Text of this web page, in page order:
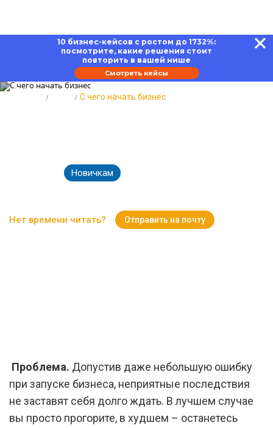
10 бизнес-кейсов с ростом до 1732%:
посмотрите, какие решения стоит
повторить в вашей нише
Смотреть кейсы
С чего начать бизнес
Новичкам
Нет времени читать? Отправить на почту
Проблема. Допустив даже небольшую ошибку
при запуске бизнеса, неприятные последствия
не заставят себя долго ждать. В лучшем случае
вы просто прогорите, в худшем – останетесь